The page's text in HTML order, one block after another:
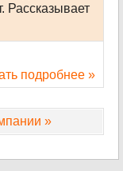
Рассказывает
подробнее »
»